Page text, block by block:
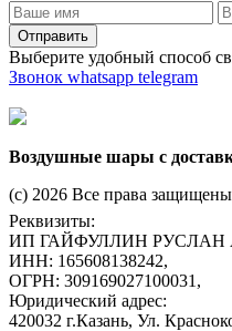
Отправить
Выберите удобный способ
Звонок whatsapp telegram
Воздушные шары с
(c) 2026 Все права
Реквизиты:
ИП ГАЙФУЛЛИН РУСЛАН
ИНН: 165608138242,
ОГРН: 309169027100031,
Юридический адрес:
420032 г.Казань, Ул.